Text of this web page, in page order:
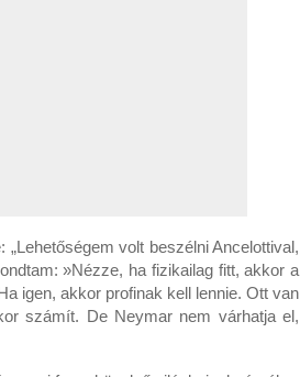
volt beszélni Ancelottival,
»Nézze, ha fizikailag fitt, akkor a
igen, akkor profinak kell lennie. Ott van
számít. De Neymar nem várhatja el,